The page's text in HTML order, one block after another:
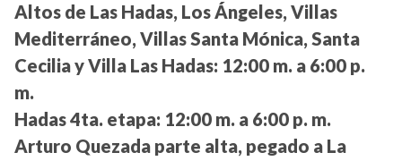
Altos de Las Hadas, Los Ángeles, Villas
Mediterráneo, Villas Santa Mónica, Santa
Cecilia y Villa Las Hadas: 12:00 m. a 6:00 p.
m.
Hadas 4ta. etapa: 12:00 m. a 6:00 p. m.
Arturo Quezada parte alta, pegado a La